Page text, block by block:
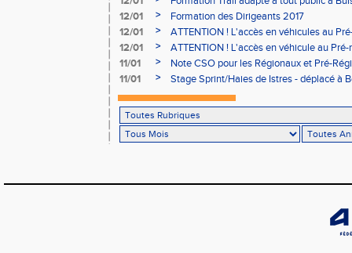
12/01
>
Formation des Dirigeants 2017
12/01
>
ATTENTION ! L'accès en véhicules au
Bains sera réglementé
12/01 >
ATTENTION ! L'accès en véhicule au
Bains sera réglementé
11/01 >
Note CSO pour les Régionaux et Pré-
11/01
> Stage Sprint/Haies de Istres - déplacé à